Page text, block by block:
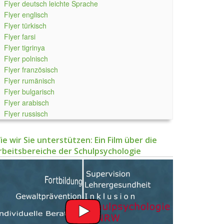
Flyer deutsch leichte Sprache
Flyer englisch
Flyer türkisch
Flyer farsi
Flyer tigrinya
Flyer polnisch
Flyer französisch
Flyer rumänisch
Flyer bulgarisch
Flyer arabisch
Flyer russisch
wir Sie unterstützen: Ein Film über die
der Schulpsychologie